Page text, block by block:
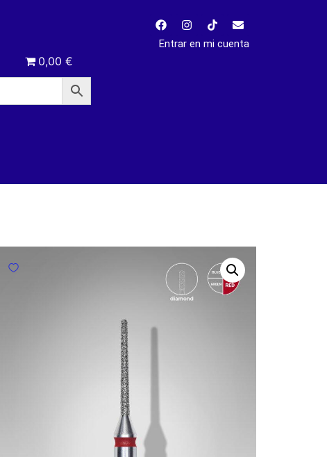
0,00 €
Entrar en mi cuenta